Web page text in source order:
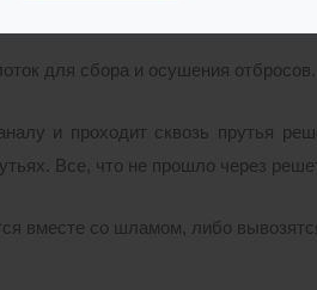
зависит от потребностей
для сбора и осушения
и проходит сквозь прутья
Все, что не прошло через
вместе со шламом, либо